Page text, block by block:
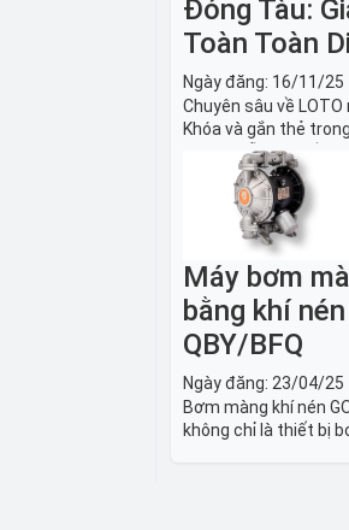
Đóng Tàu:
Toàn Toàn
Ngày đăng: 16/11/25
Chuyên sâu về
Khóa và gắn thẻ
Hướng dẫn chi tiết
OSHA, thiết bị và
công nghiệp đóng
Máy bơm
bằng khí
QBY/BFQ
Ngày đăng: 23/04/25
Bơm màng khí nén
không chỉ là thiết bị